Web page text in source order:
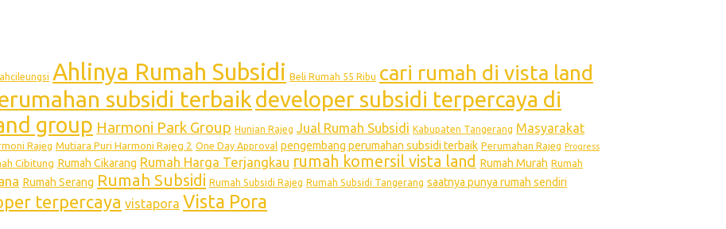
Ahlinya Rumah Subsidi Beli Rumah 55 Ribu cari rumah di vista land
subsidi terbaikdeveloper subsidi terpercaya di
group Harmoni Park Group Hunian Rajeg Jual Rumah Subsidi Kabupaten Tangerang Masyarakat
Rajeg Mutiara Puri Harmoni Rajeg 2 One Day Approval pengembang perumahan subsidi terbaik Perumahan Rajeg Progress
Cibitung Rumah Cikarang Rumah Harga Terjangkau rumah komersil vista land Rumah Murah Rumah
Rumah Serang Rumah Subsidi Rumah Subsidi Rajeg Rumah Subsidi Tangerang saatnya punya rumah sendiri
terpercaya vistapora Vista Pora